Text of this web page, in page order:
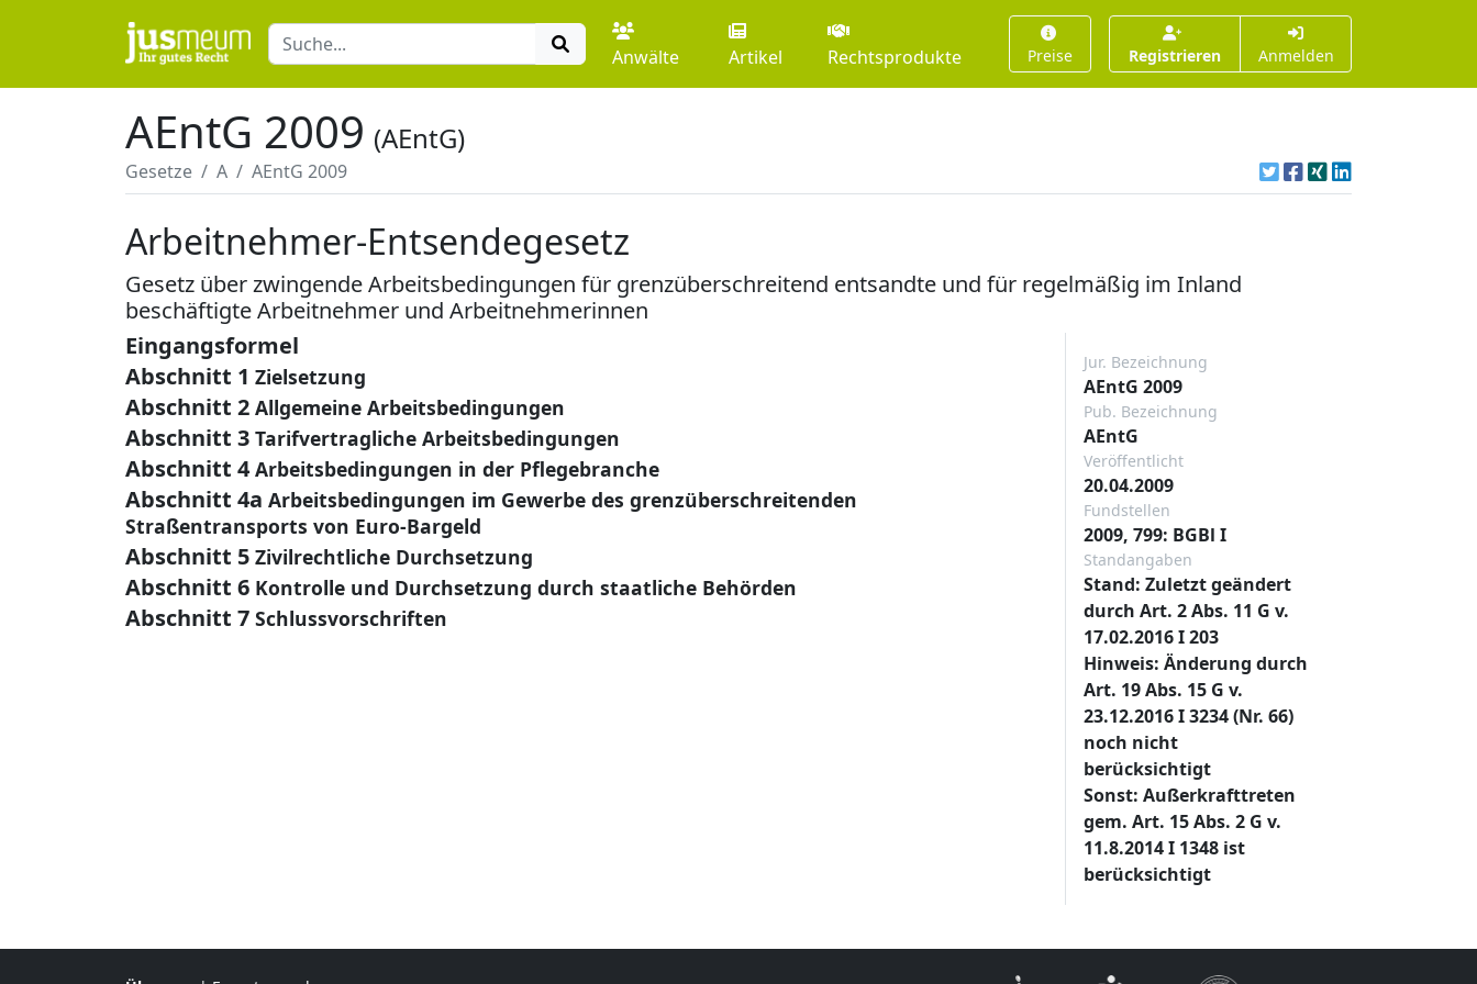
Anwälte Artikel Rechtsprodukte Preise Registrieren Anmelden
AEntG 2009 (AEntG)
Gesetze A AEntG 2009
Arbeitnehmer-Entsendegesetz
Gesetz über zwingende Arbeitsbedingungen für grenzüberschreitend entsandte und für regelmäßig im Inland
beschäftigte Arbeitnehmer und Arbeitnehmerinnen
Eingangsformel
Abschnitt 1 Zielsetzung
Abschnitt 2 Allgemeine Arbeitsbedingungen
Abschnitt 3 Tarifvertragliche Arbeitsbedingungen
Abschnitt 4 Arbeitsbedingungen in der Pflegebranche
Abschnitt 4a Arbeitsbedingungen im Gewerbe des grenzüberschreitenden
Straßentransports von Euro-Bargeld
Abschnitt 5 Zivilrechtliche Durchsetzung
Abschnitt 6 Kontrolle und Durchsetzung durch staatliche Behörden
Abschnitt 7 Schlussvorschriften
Jur. Bezeichnung
AEntG 2009
Pub. Bezeichnung
AEntG
Veröffentlicht
20.04.2009
Fundstellen
2009, 799: BGBl I
Standangaben
Stand: Zuletzt geändert
durch Art. 2 Abs. 11 G v.
17.02.2016 I 203
Hinweis: Änderung durch
Art. 19 Abs. 15 G v.
23.12.2016 I 3234 (Nr. 66)
noch nicht
berücksichtigt
Sonst: Außerkrafttreten
gem. Art. 15 Abs. 2 G v.
11.8.2014 I 1348 ist
berücksichtigt